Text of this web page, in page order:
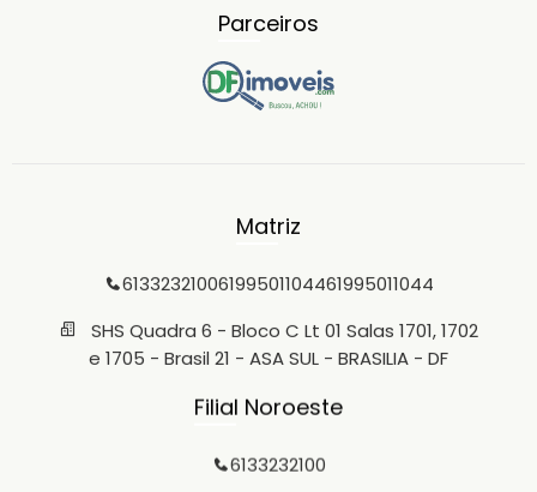
Parceiros
Matriz
61332321006199501104461995011044
SHS Quadra 6 - Bloco C Lt 01 Salas 1701, 1702
e 1705 - Brasil 21 - ASA SUL - BRASILIA - DF
Filial Noroeste
6133232100